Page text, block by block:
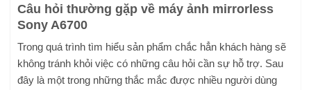
Câu hỏi thường gặp về máy ảnh mirrorless
Sony A6700
Trong quá trình tìm hiểu sản phẩm chắc hẳn khách hàng sẽ
không tránh khỏi việc có những câu hỏi cần sự hỗ trợ. Sau
đây là một trong những thắc mắc được nhiều người dùng